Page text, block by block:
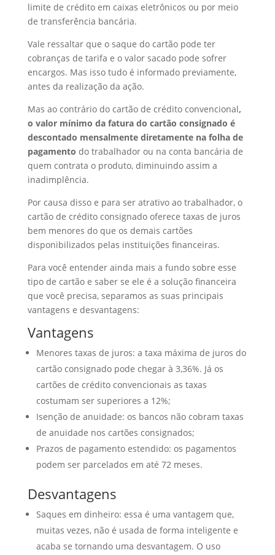
limite de crédito em caixas eletrônicos ou por meio
de transferência bancária.
Vale ressaltar que o saque do cartão pode ter
cobranças de tarifa e o valor sacado pode sofrer
encargos. Mas isso tudo é informado previamente,
antes da realização da ação.
Mas ao contrário do cartão de crédito convencional,
o valor mínimo da fatura do cartão consignado é
descontado mensalmente diretamente na folha de
pagamento do trabalhador ou na conta bancária de
quem contrata o produto, diminuindo assim a
inadimplência.
Por causa disso e para ser atrativo ao trabalhador, o
cartão de crédito consignado oferece taxas de juros
bem menores do que os demais cartões
disponibilizados pelas instituições financeiras.
Para você entender ainda mais a fundo sobre esse
tipo de cartão e saber se ele é a solução financeira
que você precisa, separamos as suas principais
vantagens e desvantagens:
Vantagens
Menores taxas de juros: a taxa máxima de juros do
cartão consignado pode chegar à 3,36%. Já os
cartões de crédito convencionais as taxas
costumam ser superiores a 12%;
Isenção de anuidade: os bancos não cobram taxas
de anuidade nos cartões consignados;
Prazos de pagamento estendido: os pagamentos
podem ser parcelados em até 72 meses.
Desvantagens
Saques em dinheiro: essa é uma vantagem que,
muitas vezes, não é usada de forma inteligente e
acaba se tornando uma desvantagem. O uso